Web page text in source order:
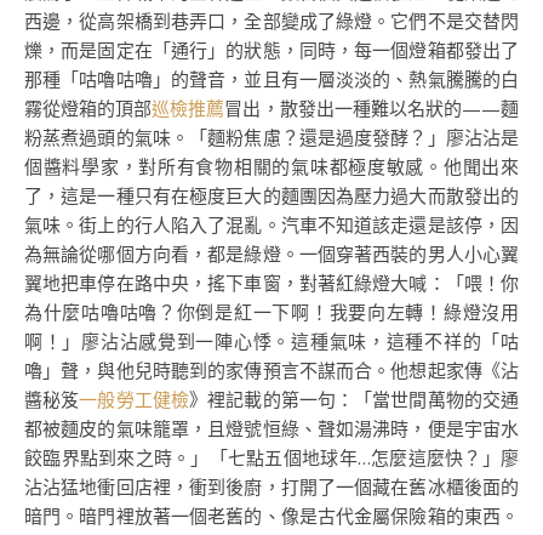
西邊，從高架橋到巷弄口，全部變成了綠燈。它們不是交替閃
爍，而是固定在「通行」的狀態，同時，每一個燈箱都發出了
那種「咕嚕咕嚕」的聲音，並且有一層淡淡的、熱氣騰騰的白
霧從燈箱的頂部巡檢推薦冒出，散發出一種難以名狀的——麵
粉蒸煮過頭的氣味。「麵粉焦慮？還是過度發酵？」廖沾沾是
個醬料學家，對所有食物相關的氣味都極度敏感。他聞出來
了，這是一種只有在極度巨大的麵團因為壓力過大而散發出的
氣味。街上的行人陷入了混亂。汽車不知道該走還是該停，因
為無論從哪個方向看，都是綠燈。一個穿著西裝的男人小心翼
翼地把車停在路中央，搖下車窗，對著紅綠燈大喊：「喂！你
為什麼咕嚕咕嚕？你倒是紅一下啊！我要向左轉！綠燈沒用
啊！」廖沾沾感覺到一陣心悸。這種氣味，這種不祥的「咕
嚕」聲，與他兒時聽到的家傳預言不謀而合。他想起家傳《沾
醬秘笈一般勞工健檢》裡記載的第一句：「當世間萬物的交通
都被麵皮的氣味籠罩，且燈號恒綠、聲如湯沸時，便是宇宙水
餃臨界點到來之時。」「七點五個地球年…怎麼這麼快？」廖
沾沾猛地衝回店裡，衝到後廚，打開了一個藏在舊冰櫃後面的
暗門。暗門裡放著一個老舊的、像是古代金屬保險箱的東西。